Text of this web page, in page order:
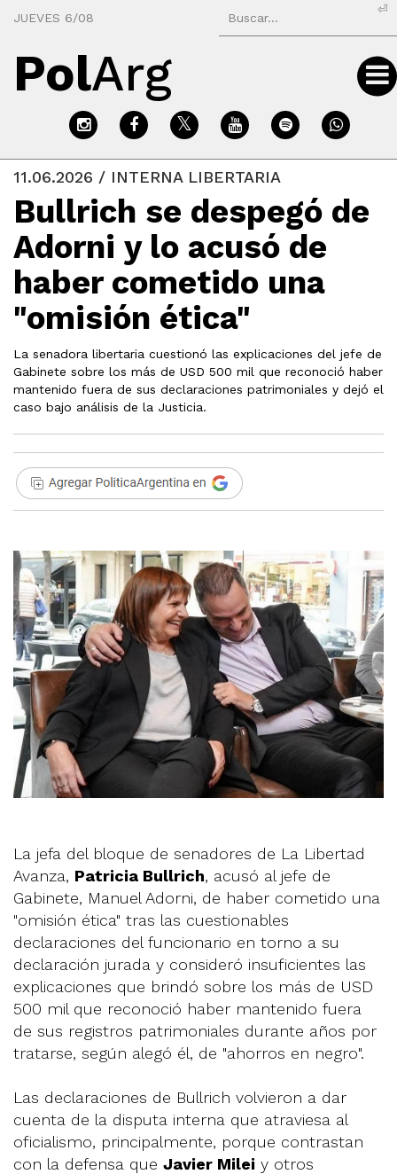
JUEVES 6/08
⏎
PolArg
11.06.2026 / INTERNA LIBERTARIA
Bullrich se despegó de
Adorni y lo acusó de
haber cometido una
"omisión ética"
La senadora libertaria cuestionó las explicaciones del jefe de
Gabinete sobre los más de USD 500 mil que reconoció haber
mantenido fuera de sus declaraciones patrimoniales y dejó el
caso bajo análisis de la Justicia.
La jefa del bloque de senadores de La Libertad
Avanza, Patricia Bullrich, acusó al jefe de
Gabinete, Manuel Adorni, de haber cometido una
"omisión ética" tras las cuestionables
declaraciones del funcionario en torno a su
declaración jurada y consideró insuficientes las
explicaciones que brindó sobre los más de USD
500 mil que reconoció haber mantenido fuera
de sus registros patrimoniales durante años por
tratarse, según alegó él, de "ahorros en negro".
Las declaraciones de Bullrich volvieron a dar
cuenta de la disputa interna que atraviesa al
oficialismo, principalmente, porque contrastan
con la defensa que Javier Milei y otros